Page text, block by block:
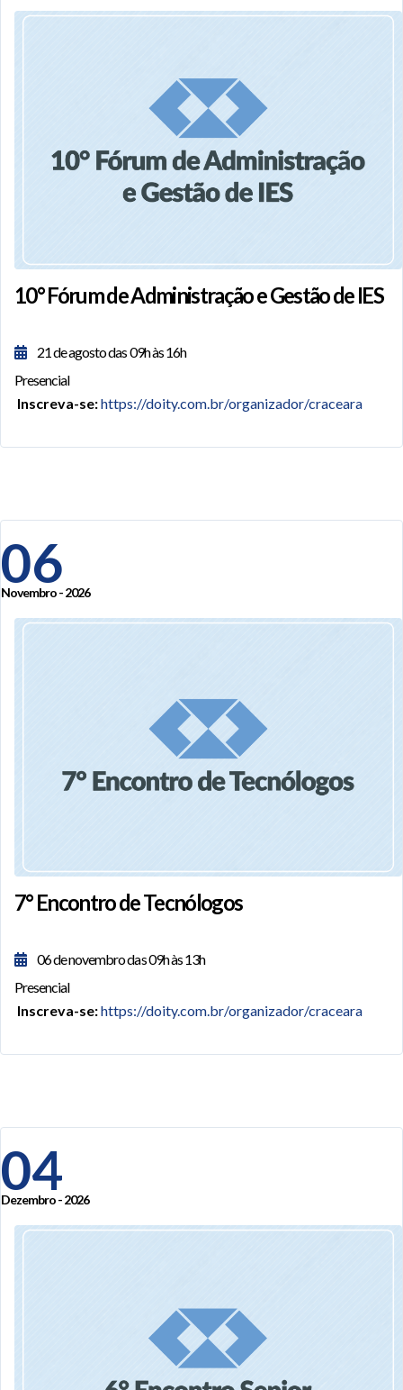
10° Fórum de Administração e Gestão de IES
21 de agosto das 09h às 16h
Presencial
Inscreva-se:https://doity.com.br/organizador/craceara
06
Novembro - 2026
7° Encontro de Tecnólogos
06 de novembro das 09h às 13h
Presencial
Inscreva-se:https://doity.com.br/organizador/craceara
04
Dezembro - 2026